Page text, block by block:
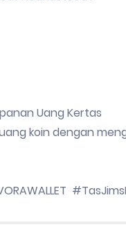
Uang Kertas
koin dengan